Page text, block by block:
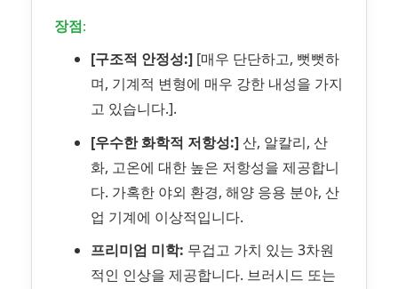
장점:
[구조적 안정성:][매우 단단하고, 뻣뻣하
며, 기계적 변형에 매우 강한 내성을 가지
고 있습니다.].
[우수한 화학적 저항성:]산, 알칼리, 산
화, 고온에 대한 높은 저항성을 제공합니
다. 가혹한 야외 환경, 해양 응용 분야, 산
업 기계에 이상적입니다.
프리미엄 미학: 무겁고 가치 있는 3차원
적인 인상을 제공합니다. 브러시드 또는